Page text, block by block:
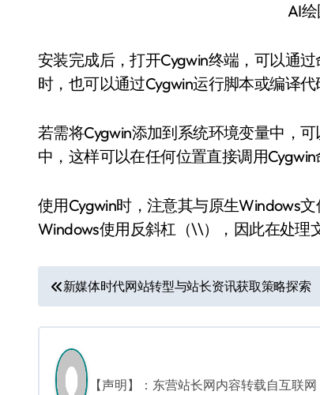
AI
安装完成后，打开Cygwin终端，可以通
时，也可以通过Cygwin运行脚本或编译代
若需将Cygwin添加到系统环境变量中，
中，这样可以在任何位置直接调用Cygwin
使用Cygwin时，注意其与原生Windows
Windows使用反斜杠（\\），因此在处理
文
章
导
航
新媒体时代网站转型与站长资讯获取策略探索
【声明】：东营站长网内容转载自互联